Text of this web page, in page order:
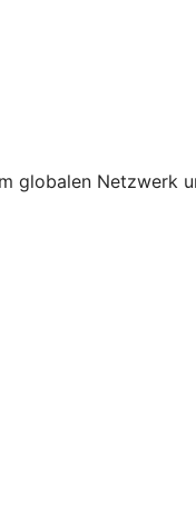
globalen Netzwerk